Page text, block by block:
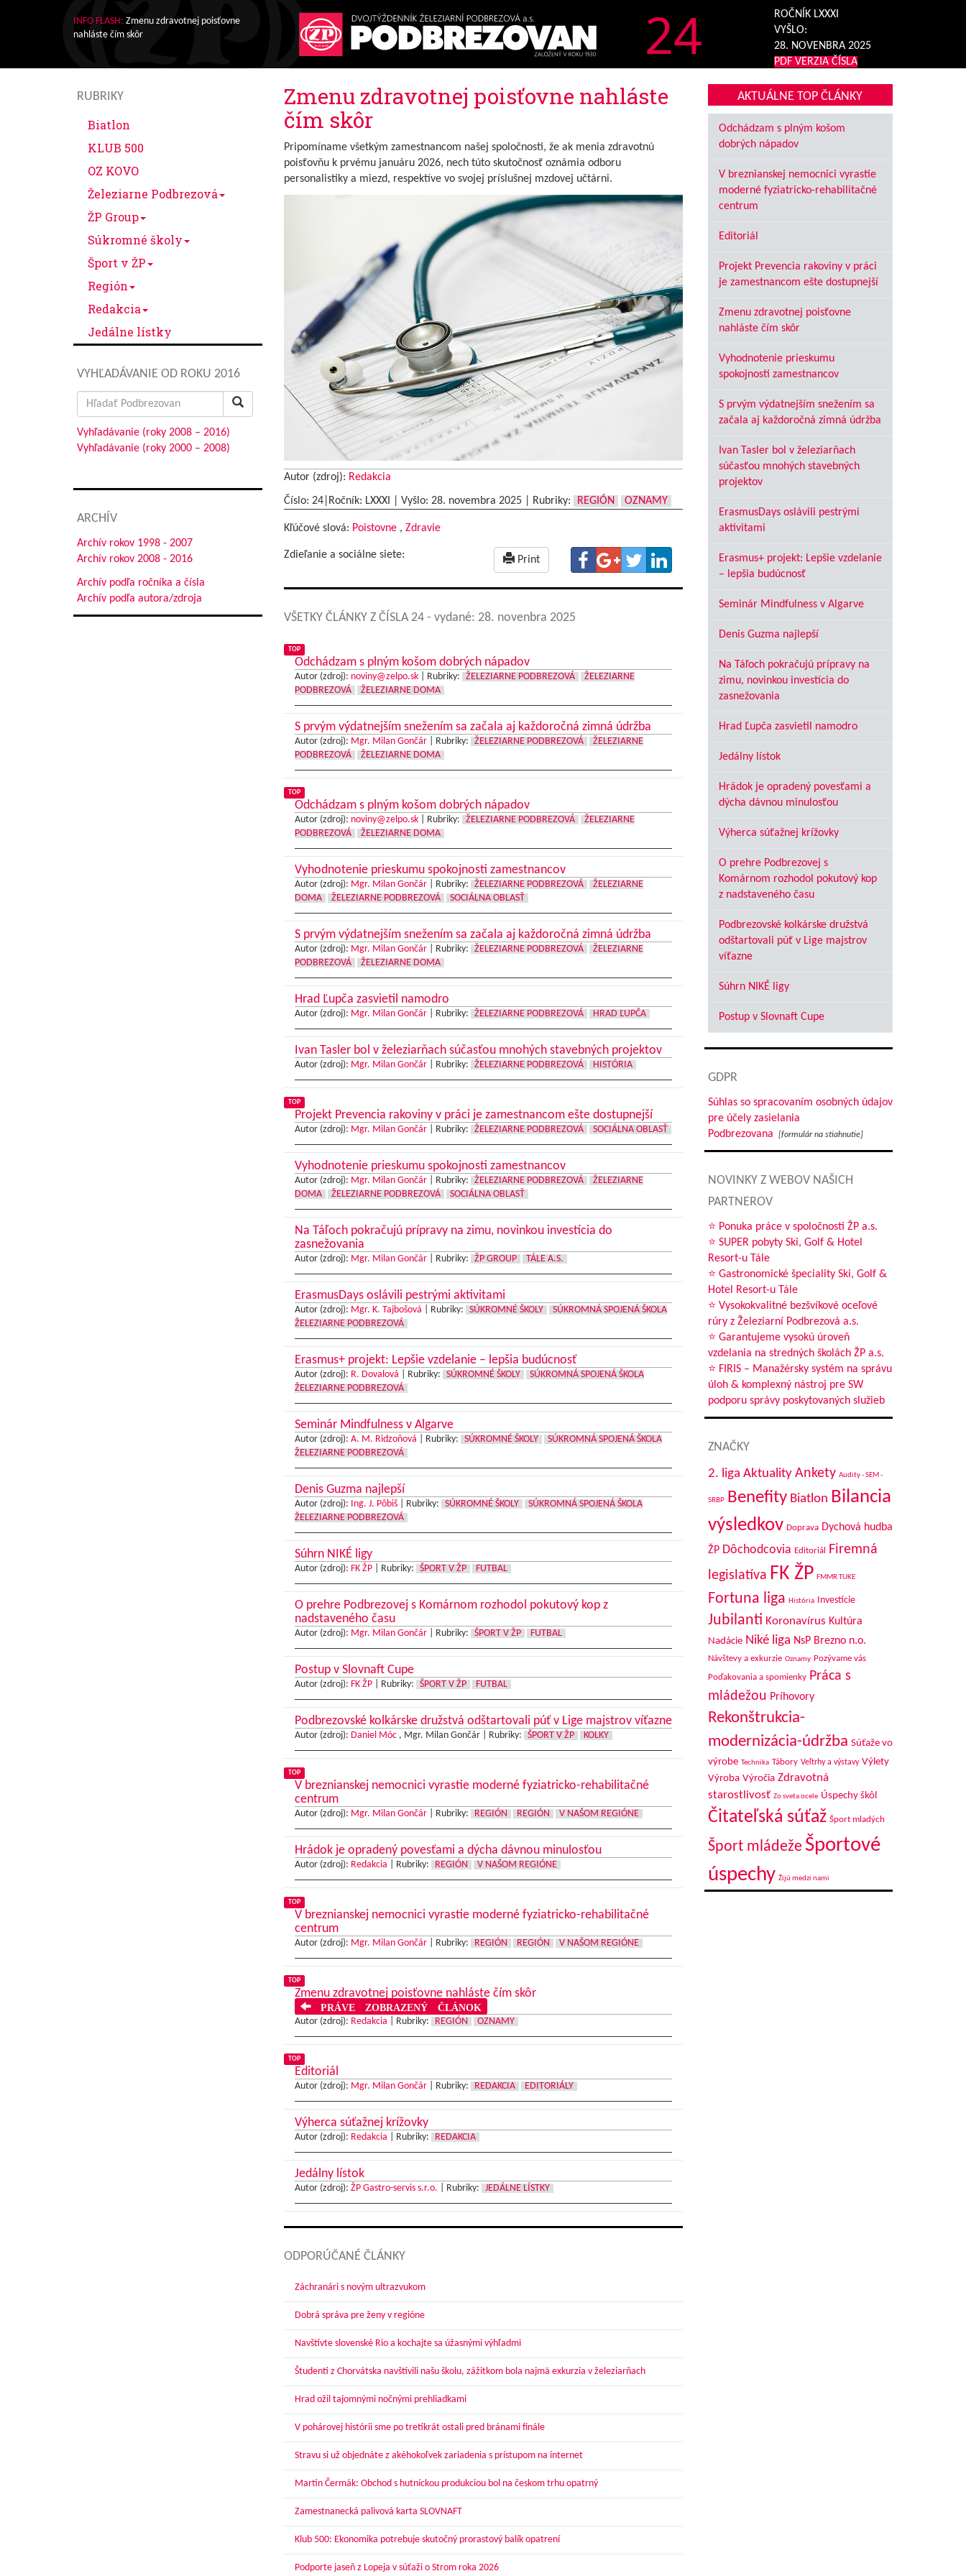
INFO FLASH: Zmenu zdravotnej poisťovne
nahláste čím skôr
24
ROČNÍK LXXXI
VYŠLO:
28. NOVENBRA 2025
PDF VERZIA ČÍSLA
RUBRIKY
Biatlon
KLUB 500
OZ KOVO
Železiarne Podbrezová
ŽP Group
Súkromné školy
Šport v ŽP
Región
Redakcia
Jedálne lístky
VYHĽADÁVANIE OD ROKU 2016
Search
for:
Vyhľadávanie (roky 2008 – 2016)
Vyhľadávanie (roky 2000 – 2008)
ARCHÍV
Archív rokov 1998 - 2007
Archív rokov 2008 - 2016
Archív podľa ročníka a čísla
Archív podľa autora/zdroja
Zmenu zdravotnej poisťovne nahláste
čím skôr
Pripomíname všetkým zamestnancom našej spoločnosti, že ak menia zdravotnú
poisťovňu k prvému januáru 2026, nech túto skutočnosť oznámia odboru
personalistiky a miezd, respektíve vo svojej príslušnej mzdovej učtárni.
Autor (zdroj): Redakcia
Číslo: 24|Ročník: LXXXI | Vyšlo: 28. novembra 2025| Rubriky: REGIÓN OZNAMY
Kľúčové slová: Poistovne, Zdravie
Zdieľanie a sociálne siete: Print
VŠETKY ČLÁNKY Z ČÍSLA 24 - vydané: 28. novenbra 2025
TOP
Odchádzam s plným košom dobrých nápadov
Autor (zdroj): noviny@zelpo.sk| Rubriky: ŽELEZIARNE PODBREZOVÁ
ŽELEZIARNE
PODBREZOVÁ
ŽELEZIARNE DOMA
S prvým výdatnejším snežením sa začala aj každoročná zimná údržba
Autor (zdroj): Mgr. Milan Gončár| Rubriky: ŽELEZIARNE PODBREZOVÁ
ŽELEZIARNE
PODBREZOVÁ
ŽELEZIARNE DOMA
TOP
Odchádzam s plným košom dobrých nápadov
Autor (zdroj): noviny@zelpo.sk| Rubriky: ŽELEZIARNE PODBREZOVÁ
ŽELEZIARNE
PODBREZOVÁ
ŽELEZIARNE DOMA
Vyhodnotenie prieskumu spokojnosti zamestnancov
Autor (zdroj): Mgr. Milan Gončár| Rubriky: ŽELEZIARNE PODBREZOVÁ
ŽELEZIARNE
DOMA
ŽELEZIARNE PODBREZOVÁ SOCIÁLNA OBLASŤ
S prvým výdatnejším snežením sa začala aj každoročná zimná údržba
Autor (zdroj): Mgr. Milan Gončár| Rubriky: ŽELEZIARNE PODBREZOVÁ
ŽELEZIARNE
PODBREZOVÁ
ŽELEZIARNE DOMA
Hrad Ľupča zasvietil namodro
Autor (zdroj): Mgr. Milan Gončár| Rubriky: ŽELEZIARNE PODBREZOVÁ HRAD ĽUPČA
Ivan Tasler bol v železiarňach súčasťou mnohých stavebných projektov
Autor (zdroj): Mgr. Milan Gončár| Rubriky: ŽELEZIARNE PODBREZOVÁ HISTÓRIA
TOP
Projekt Prevencia rakoviny v práci je zamestnancom ešte dostupnejší
Autor (zdroj): Mgr. Milan Gončár| Rubriky: ŽELEZIARNE PODBREZOVÁ SOCIÁLNA OBLASŤ
Vyhodnotenie prieskumu spokojnosti zamestnancov
Autor (zdroj): Mgr. Milan Gončár| Rubriky: ŽELEZIARNE PODBREZOVÁ
ŽELEZIARNE
DOMA
ŽELEZIARNE PODBREZOVÁ SOCIÁLNA OBLASŤ
Na Táľoch pokračujú prípravy na zimu, novinkou investícia do
zasnežovania
Autor (zdroj): Mgr. Milan Gončár| Rubriky: ŽP GROUP TÁLE A.S.
ErasmusDays oslávili pestrými aktivitami
Autor (zdroj): Mgr. K. Tajbošová Rubriky: SÚKROMNÉ ŠKOLY
SÚKROMNÁ SPOJENÁ ŠKOLA
ŽELEZIARNE PODBREZOVÁ
Erasmus+ projekt: Lepšie vzdelanie – lepšia budúcnosť
Autor (zdroj): R. Dovalová Rubriky: SÚKROMNÉ ŠKOLY
SÚKROMNÁ SPOJENÁ ŠKOLA
ŽELEZIARNE PODBREZOVÁ
Seminár Mindfulness v Algarve
Autor (zdroj): A. M. Ridzoňová Rubriky: SÚKROMNÉ ŠKOLY
SÚKROMNÁ SPOJENÁ ŠKOLA
ŽELEZIARNE PODBREZOVÁ
Denis Guzma najlepší
Autor (zdroj): Ing. J. Pôbiš| Rubriky: SÚKROMNÉ ŠKOLY
SÚKROMNÁ SPOJENÁ ŠKOLA
ŽELEZIARNE PODBREZOVÁ
Súhrn NIKÉ ligy
Autor (zdroj): FK ŽP| Rubriky: ŠPORT V ŽP FUTBAL
O prehre Podbrezovej s Komárnom rozhodol pokutový kop z
nadstaveného času
Autor (zdroj): Mgr. Milan Gončár| Rubriky: ŠPORT V ŽP FUTBAL
Postup v Slovnaft Cupe
Autor (zdroj): FK ŽP| Rubriky: ŠPORT V ŽP FUTBAL
Podbrezovské kolkárske družstvá odštartovali púť v Lige majstrov víťazne
Autor (zdroj): Daniel Móc, Mgr. Milan Gončár | Rubriky: ŠPORT V ŽP KOLKY
TOP
V breznianskej nemocnici vyrastie moderné fyziatricko-rehabilitačné
centrum
Autor (zdroj): Mgr. Milan Gončár| Rubriky: REGIÓN REGIÓN V NAŠOM REGIÓNE
Hrádok je opradený povesťami a dýcha dávnou minulosťou
Autor (zdroj): Redakcia Rubriky: REGIÓN V NAŠOM REGIÓNE
TOP
V breznianskej nemocnici vyrastie moderné fyziatricko-rehabilitačné
centrum
Autor (zdroj): Mgr. Milan Gončár| Rubriky: REGIÓN REGIÓN V NAŠOM REGIÓNE
TOP
Zmenu zdravotnej poisťovne nahláste čím skôr
PRÁVE ZOBRAZENÝ ČLÁNOK
Autor (zdroj): Redakcia Rubriky: REGIÓN OZNAMY
TOP
Editoriál
Autor (zdroj): Mgr. Milan Gončár| Rubriky: REDAKCIA EDITORIÁLY
Výherca súťažnej krížovky
Autor (zdroj): Redakcia Rubriky: REDAKCIA
Jedálny lístok
Autor (zdroj): ŽP Gastro-servis s.r.o. Rubriky: JEDÁLNE LÍSTKY
ODPORÚČANÉ ČLÁNKY
Záchranári s novým ultrazvukom
Dobrá správa pre ženy v regióne
Navštívte slovenské Rio a kochajte sa úžasnými výhľadmi
Študenti z Chorvátska navštívili našu školu, zážitkom bola najmä exkurzia v železiarňach
Hrad ožil tajomnými nočnými prehliadkami
V pohárovej histórii sme po tretíkrát ostali pred bránami finále
Stravu si už objednáte z akéhokoľvek zariadenia s prístupom na internet
Martin Čermák: Obchod s hutníckou produkciou bol na českom trhu opatrný
Zamestnanecká palivová karta SLOVNAFT
Klub 500: Ekonomika potrebuje skutočný prorastový balík opatrení
Podporte jaseň z Lopeja v súťaži o Strom roka 2026
AKTUÁLNE TOP ČLÁNKY
Odchádzam s plným košom
dobrých nápadov
V breznianskej nemocnici vyrastie
moderné fyziatricko-rehabilitačné
centrum
Editoriál
Projekt Prevencia rakoviny v práci
je zamestnancom ešte dostupnejší
Zmenu zdravotnej poisťovne
nahláste čím skôr
Vyhodnotenie prieskumu
spokojnosti zamestnancov
S prvým výdatnejším snežením sa
začala aj každoročná zimná údržba
Ivan Tasler bol v železiarňach
súčasťou mnohých stavebných
projektov
ErasmusDays oslávili pestrými
aktivitami
Erasmus+ projekt: Lepšie vzdelanie
– lepšia budúcnosť
Seminár Mindfulness v Algarve
Denis Guzma najlepší
Na Táľoch pokračujú prípravy na
zimu, novinkou investícia do
zasnežovania
Hrad Ľupča zasvietil namodro
Jedálny lístok
Hrádok je opradený povesťami a
dýcha dávnou minulosťou
Výherca súťažnej krížovky
O prehre Podbrezovej s
Komárnom rozhodol pokutový kop
z nadstaveného času
Podbrezovské kolkárske družstvá
odštartovali púť v Lige majstrov
víťazne
Súhrn NIKÉ ligy
Postup v Slovnaft Cupe
GDPR
Súhlas so spracovaním osobných údajov
pre účely zasielania
Podbrezovana
[formulár na stiahnutie]
NOVINKY Z WEBOV NAŠICH
PARTNEROV
⭐ Ponuka práce v spoločnosti ŽP a.s.
⭐ SUPER pobyty Ski, Golf & Hotel
Resort-u Tále
⭐ Gastronomické špeciality Ski, Golf &
Hotel Resort-u Tále
⭐ Vysokokvalitné bezšvíkové oceľové
rúry z Železiarní Podbrezová a.s.
⭐ Garantujeme vysokú úroveň
vzdelania na stredných školách ŽP a.s.
⭐ FIRIS – Manažérsky systém na správu
úloh & komplexný nástroj pre SW
podporu správy poskytovaných služieb
ZNAČKY
2. liga Aktuality Ankety Audity - SEM -
SRBP Benefity Biatlon Bilancia
výsledkov Doprava Dychová hudba
ŽP Dôchodcovia Editoriál
Firemná
legislatíva FK ŽP FMMR TUKE
Fortuna liga História Investície
Jubilanti Koronavírus Kultúra
Nadácie Niké liga NsP Brezno n.o.
Návštevy a exkurzie Oznamy Pozývame vás
Poďakovania a spomienky Práca s
mládežou Príhovory
Rekonštrukcia-
modernizácia-údržba Súťaže vo
výrobe Technika Tábory Veľtrhy a výstavy Výlety
Výroba Výročia Zdravotná
starostlivosť Zo sveta ocele Úspechy škôl
Čitateľská súťaž Šport mladých
Šport mládeže Športové
úspechy Žijú medzi nami